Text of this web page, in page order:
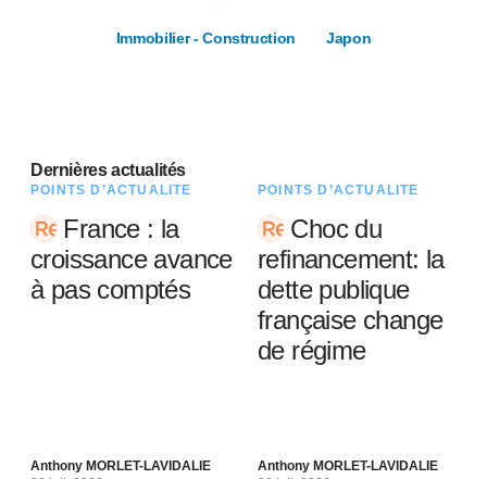
Immobilier - Construction Japon
Dernières actualités
POINTS D’ACTUALITÉ
France : la
croissance avance
à pas comptés
Anthony MORLET-LAVIDALIE
POINTS D’ACTUALITÉ
Choc du
refinancement: la
dette publique
française change
de régime
Anthony MORLET-LAVIDALIE